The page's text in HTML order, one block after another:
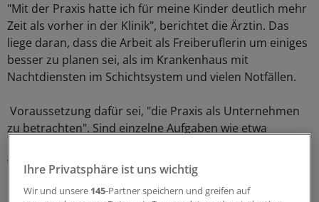
"Mit der Praxis hatte ich für meine Kinder deutlich mehr
Zeit als vorher in der Klinik", berichtet die Ärztin. Das
liege daran, dass die Arbeit als Freiberuflerin um einiges
besser zu planen sei, als im Krankenhaus mit
Nachtdiensten im Schichtsystem und vielen Notfällen.
Voraussetzung dafür sei, "die Praxis als Unternehmen
zu betrachten". Sind einzelne Aufgaben wie etwa
viele individuelle Freiheiten.
Hausaufgaben in der Praxis
Ihre Privatsphäre ist uns wichtig
Wir und unsere 145-Partner speichern und greifen auf